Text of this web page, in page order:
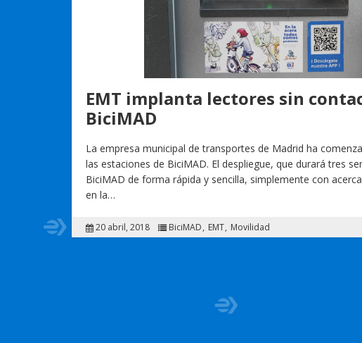
EMT implanta lectores sin
BiciMAD
La empresa municipal de transportes de Madrid ha
las estaciones de BiciMAD. El despliegue, que durará tres
BiciMAD de forma rápida y sencilla, simplemente con
en la…
20 abril, 2018 BiciMAD EMT Movilidad